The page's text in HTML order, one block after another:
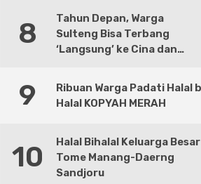
8
Tahun Depan, Warga
Sulteng Bisa Terbang
‘Langsung’ ke Cina dan
9
Ribuan Warga Padati Halal bi
Halal KOPYAH MERAH
10
Halal Bihalal Keluarga Besar
Tome Manang-Daerng
Sandjoru